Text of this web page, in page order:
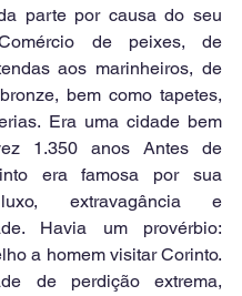
parte por causa do seu
de peixes, de
aos marinheiros, de
bem como tapetes,
Era uma cidade bem
1.350 anos Antes de
era famosa por sua
extravagância e
Havia um provérbio:
a homem visitar Corinto.
de perdição extrema,